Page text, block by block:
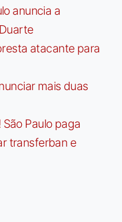
anuncia a
atacante para
mais duas
São Paulo paga
transferban e